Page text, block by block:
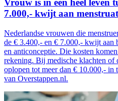
Vrouw is in een heel leven
7.000,- kwijt aan
Nederlandse vrouwen die
de € 3.400,- en € 7.000,- kwijt aan
en anticonceptie. Die kosten
rekening. Bij medische klachten of
oplopen tot meer dan € 10.000,- in
van Overstappen.nl.